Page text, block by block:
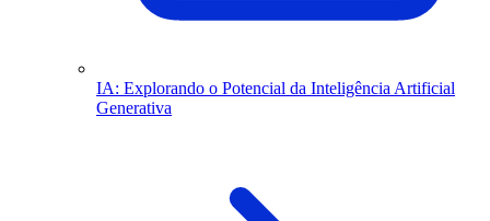
IA: Explorando o Potencial da Inteligência Artificial
Generativa